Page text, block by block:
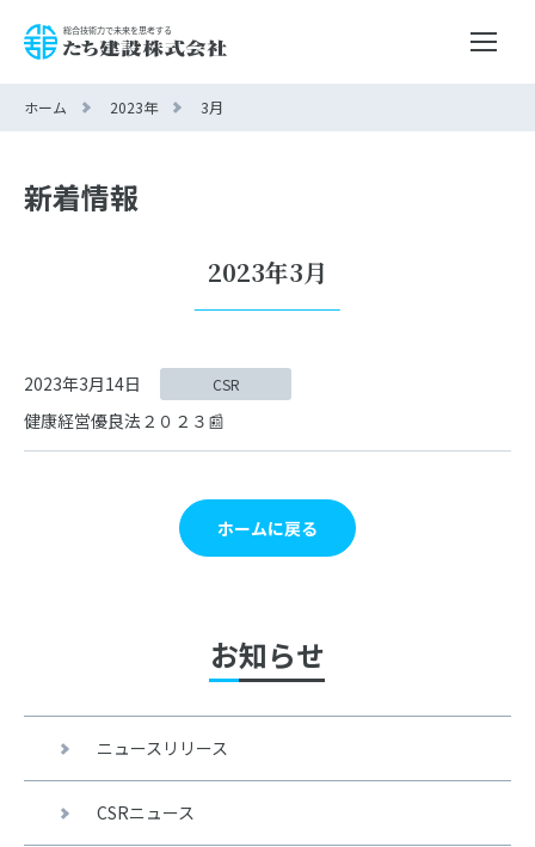
ホーム 2023年 3月
新着情報
2023年3月
2023年3月14日 CSR
健康経営優良法２０２３📰
ホームに戻る
お知らせ
ニュースリリース
CSRニュース